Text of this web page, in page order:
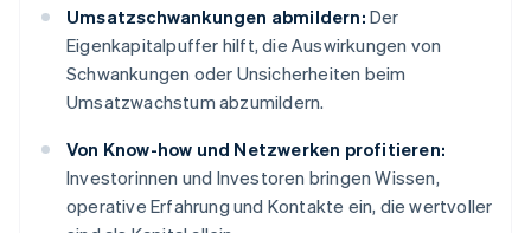
Umsatzschwankungen abmildern: Der
Eigenkapitalpuffer hilft, die Auswirkungen von
Schwankungen oder Unsicherheiten beim
Umsatzwachstum abzumildern.
Von Know-how und Netzwerken profitieren:
Investorinnen und Investoren bringen Wissen,
operative Erfahrung und Kontakte ein, die wertvoller